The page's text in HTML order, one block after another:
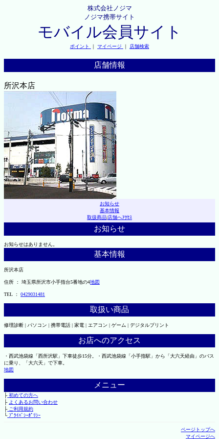
株式会社ノジマ
ノジマ携帯サイト
モバイル会員サイト
ポイント ｜ マイページ ｜ 店舗検索
店舗情報
所沢本店
お知らせ
基本情報
取扱商品|店舗へｱｸｾｽ
お知らせ
お知らせはありません。
基本情報
所沢本店
住所 ： 埼玉県所沢市小手指台5番地の4地図
TEL ： 0429031481
取扱い商品
修理診断 | パソコン | 携帯電話 | 家電 | エアコン | ゲーム | デジタルプリント
お店へのアクセス
・西武池袋線「西所沢駅」下車徒歩15分。・西武池袋線「小手指駅」から「大六天経由」のバス
に乗り、「大六天」で下車。
地図
メニュー
├初めての方へ
├ よくあるお問い合わせ
├ご利用規約
└ﾌﾟﾗｲﾊﾞｼｰﾎﾟﾘｼｰ
ページトップへ
マイページへ